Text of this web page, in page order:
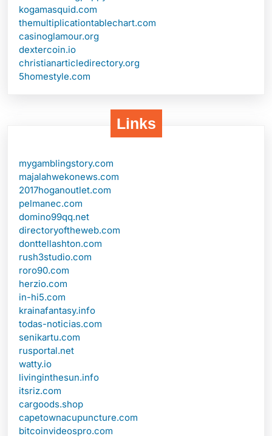
kogamasquid.com
themultiplicationtablechart.com
casinoglamour.org
dextercoin.io
christianarticledirectory.org
5homestyle.com
Links
mygamblingstory.com
majalahwekonews.com
2017hoganoutlet.com
pelmanec.com
domino99qq.net
directoryoftheweb.com
donttellashton.com
rush3studio.com
roro90.com
herzio.com
in-hi5.com
krainafantasy.info
todas-noticias.com
senikartu.com
rusportal.net
watty.io
livinginthesun.info
itsriz.com
cargoods.shop
capetownacupuncture.com
bitcoinvideospro.com